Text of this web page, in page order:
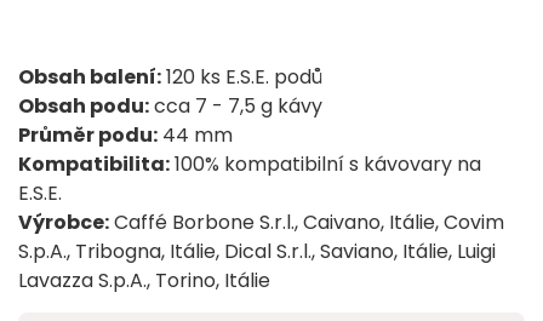
Obsah balení:120 ks E.S.E. podů
Obsah podu:cca 7 - 7,5 g kávy
Průměr podu: 44 mm
Kompatibilita:100% kompatibilní s kávovary na
E.S.E.
Výrobce:Caffé Borbone S.r.l., Caivano, Itálie, Covim
S.p.A., Tribogna, Itálie, Dical S.r.l., Saviano, Itálie, Luigi
Lavazza S.p.A., Torino, Itálie